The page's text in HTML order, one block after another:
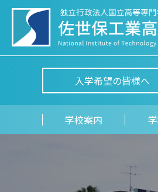
入学希望の皆様へ
学校案内